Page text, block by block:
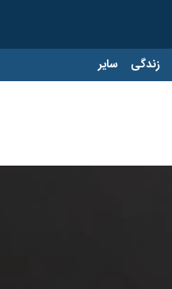
زندگی سایر